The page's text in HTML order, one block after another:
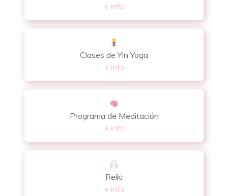
+ info
Clases de Yin Yoga
+ info
Programa de Meditación
+ info
Reiki
+ info